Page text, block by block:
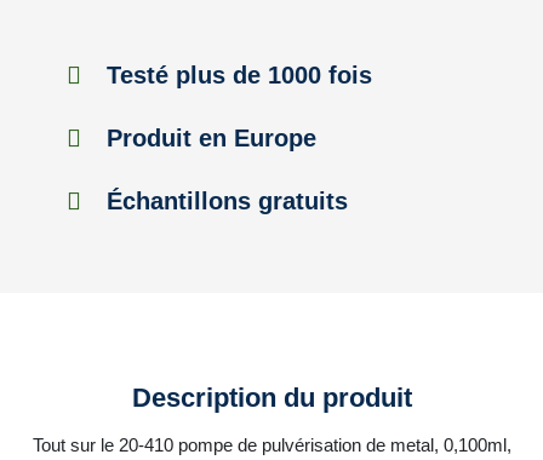
Testé plus de 1000 fois
Produit en Europe
Échantillons gratuits
Description du produit
Tout sur le 20-410 pompe de pulvérisation de metal, 0,100ml,